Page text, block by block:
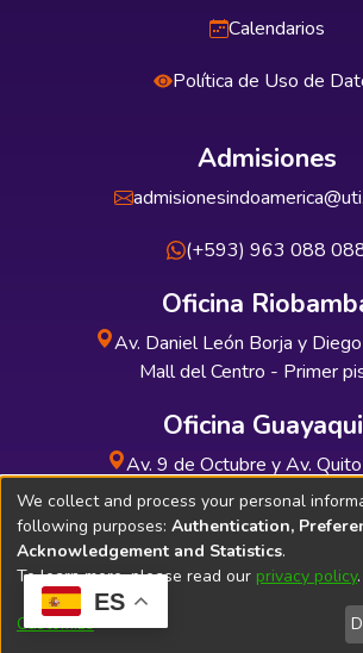
ES
Calendarios
Política de Uso de
Admisiones
(+593) 963 088
Oficina
Av. Daniel León Borja y
Mall del Centro - Primer
Oficina
Av. 9 de Octubre y Av.
INDUAUTO - Planta
Soporte Técnico
We collect and process your personal
following purposes: Authentication,
Acknowledgement and Statistics.
To learn more, please read our privacy policy.
Customize